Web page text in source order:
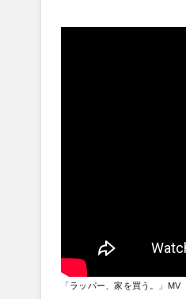
「ラッパー、家を買う。」MV